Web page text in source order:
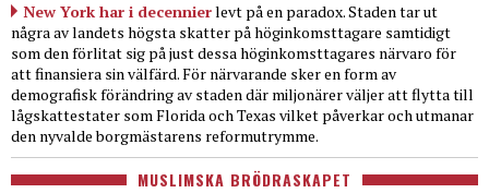
New York har i decennierlevt på en paradox. Staden tar ut
några av landets högsta skatter på höginkomsttagare samtidigt
som den förlitat sig på just dessa höginkomsttagares närvaro för
att finansiera sin välfärd. För närvarande sker en form av
demografisk förändring av staden där miljonärer väljer att flytta till
lågskattestater som Florida och Texas vilket påverkar och utmanar
den nyvalde borgmästarens reformutrymme.
MUSLIMSKA BRÖDRASKAPET